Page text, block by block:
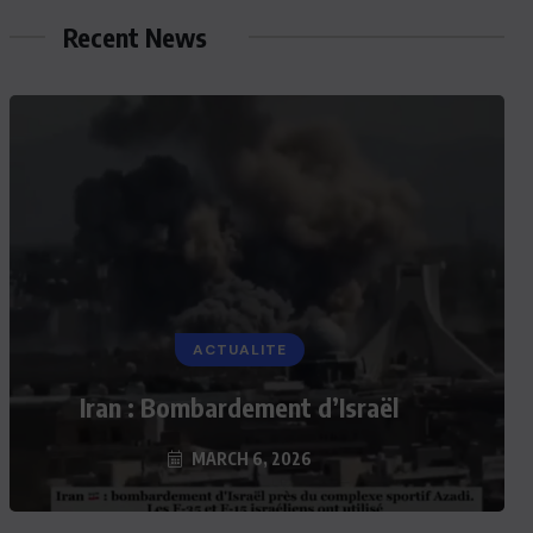
Recent News
ACTUALITE
Iran : Bombardement d’Israël
MARCH 6, 2026